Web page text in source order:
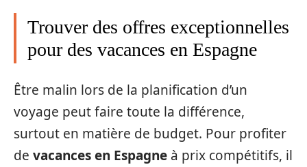
Trouver des offres exceptionnelles
pour des vacances en Espagne
Être malin lors de la planification d’un
voyage peut faire toute la différence,
surtout en matière de budget. Pour profiter
de vacances en Espagne à prix compétitifs, il